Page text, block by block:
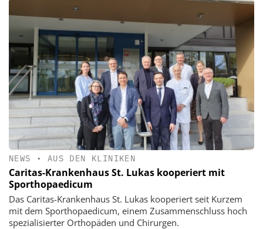
NEWS • AUS DEN KLINIKEN
Caritas-Krankenhaus St. Lukas kooperiert mit
Sporthopaedicum
Das Caritas-Krankenhaus St. Lukas kooperiert seit Kurzem
mit dem Sporthopaedicum, einem Zusammenschluss hoch
spezialisierter Orthopäden und Chirurgen.